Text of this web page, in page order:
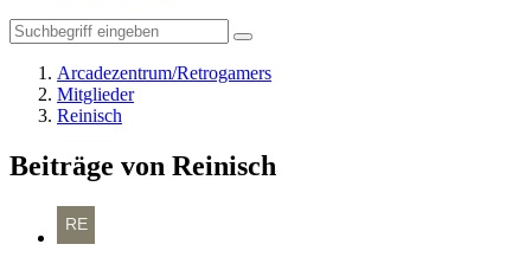
Arcadezentrum/Retrogamers
Mitglieder
Reinisch
Beiträge von Reinisch